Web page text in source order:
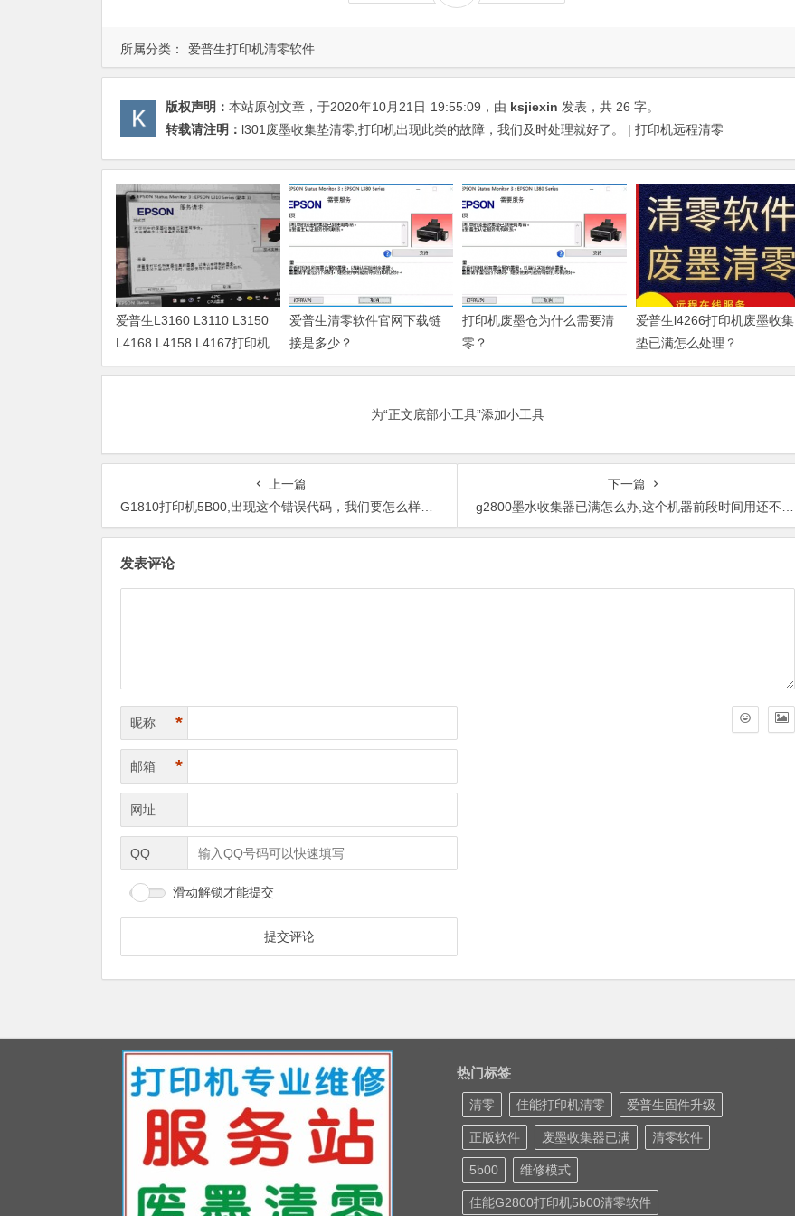
所属分类： 爱普生打印机清零软件
版权声明： 本站原创文章，于2020年10月21日 19:55:09 ，由 ksjiexin 发表，共 26 字。
转载请注明： l301废墨收集垫清零,打印机出现此类的故障，我们及时处理就好了。 | 打印机远程清零
爱普生L3160 L3110 L3150
L4168 L4158 L4167打印机
废墨清零软件
爱普生清零软件官网下载链
接是多少？
打印机废墨仓为什么需要清
零？
爱普生l4266打印机废墨收集
垫已满怎么处理？
为“正文底部小工具”添加小工具
上一篇
G1810打印机5B00,出现这个错误代码，我们要怎么样处理？
下一篇
g2800墨水收集器已满怎么办,这个机器前段时间用还不错，怎么现在就挂了？
发表评论
昵称 *
邮箱 *
网址
QQ
滑动解锁才能提交
热门标签
清零 佳能打印机清零 爱普生固件升级
正版软件 废墨收集器已满 清零软件
5b00 维修模式
佳能G2800打印机5b00清零软件